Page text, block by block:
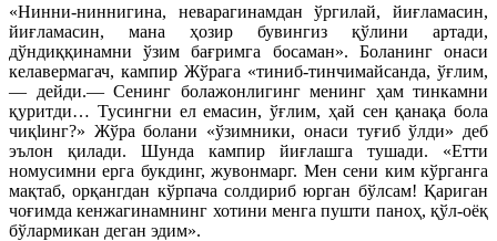
«Нинни-ниннигина, неварагинамдан ўргилай, йиғламасин,
йиғламасин, мана ҳозир бувингиз қўлини артади,
дўндиққинамни ўзим бағримга босаман». Боланинг онаси
келавермагач, кампир Жўрага «тиниб-тинчимайсанда, ўғлим,
— дейди.— Сенинг болажонлигинг менинг ҳам тинкамни
қуритди… Тусингни ел емасин, ўғлим, ҳай сен қанақа бола
чиқlинг?» Жўра болани «ўзимники, онаси туғиб ўлди» деб
эълон қилади. Шунда кампир йиғлашга тушади. «Етти
номусимни ерга букдинг, жувонмарг. Мен сени ким кўрганга
мақтаб, орқангдан кўрпача солдириб юрган бўлсам! Қариган
чоғимда кенжагинамнинг хотини менга пушти паноҳ, қўл-оёқ
бўлармикан деган эдим».